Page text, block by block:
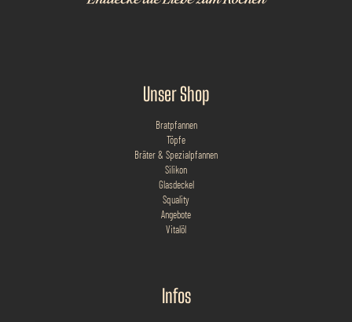
Unser Shop
Bratpfannen
Töpfe
Bräter & Spezialpfannen
Silikon
Glasdeckel
Squality
Angebote
Vitalöl
Infos